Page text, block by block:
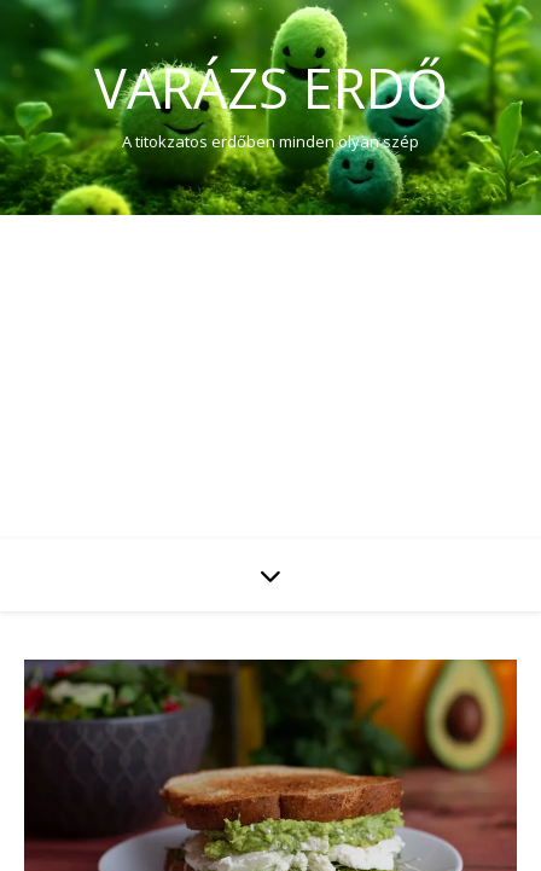
VARÁZS ERDŐ
A titokzatos erdőben minden olyan szép